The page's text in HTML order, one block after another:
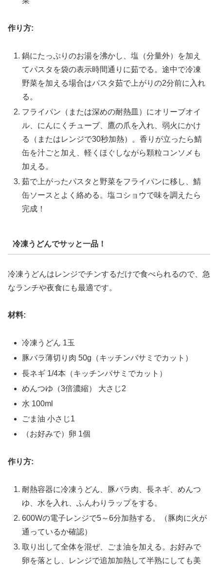
作り方:
鍋にたっぷりのお湯を沸かし、塩（分量外）を加え
てパスタを袋の表示時間通りに茹でる。途中で冷凍
野菜を加える場合はパスタ茹で上がりの2分前に入れ
る。
フライパン（または深めの耐熱皿）にオリーブオイ
ル、にんにくチューブ、鷹の爪を入れ、弱火にかけ
る（またはレンジで30秒加熱）。香りが立ったら鯖
缶を汁ごと加え、軽くほぐしながら顆粒コンソメも
加える。
茹で上がったパスタと野菜をフライパンに移し、鯖
缶ソースとよく絡める。塩コショウで味を調えたら
完成！
冷凍うどんでサッと一品！
冷凍うどんはレンジでチンするだけで食べられるので、急
なランチや夜食にも最適です。
材料:
冷凍うどん 1玉
豚バラ薄切り肉 50g（キッチンバサミでカット）
長ネギ 1/4本（キッチンバサミでカット）
めんつゆ（3倍濃縮） 大さじ2
水 100ml
ごま油 小さじ1
（お好みで）卵 1個
作り方:
耐熱容器に冷凍うどん、豚バラ肉、長ネギ、めんつ
ゆ、水を入れ、ふんわりラップをする。
600Wの電子レンジで5～6分加熱する。（豚肉に火が
通っているか確認）
取り出して全体を混ぜ、ごま油を加える。お好みで
卵を落とし、レンジで追加加熱して半熟にしても美